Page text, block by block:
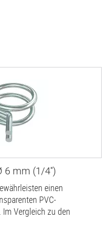
6 mm (1/4'')
einen
PVC-
Vergleich zu den